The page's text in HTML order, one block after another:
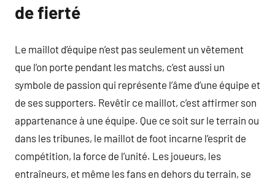
de fierté
Le maillot d’équipe n’est pas seulement un vêtement
que l’on porte pendant les matchs, c’est aussi un
symbole de passion qui représente l’âme d’une équipe et
de ses supporters. Revêtir ce maillot, c’est affirmer son
appartenance à une équipe. Que ce soit sur le terrain ou
dans les tribunes, le maillot de foot incarne l’esprit de
compétition, la force de l’unité. Les joueurs, les
entraîneurs, et même les fans en dehors du terrain, se